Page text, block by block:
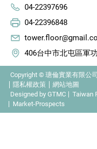
04-22397696
04-22396848
406台中市北屯區軍
Copyright © 瑭倫實業有限公司
隱私權政策
網站地圖
Designed by GTMC Taiwan
Market-Prospects